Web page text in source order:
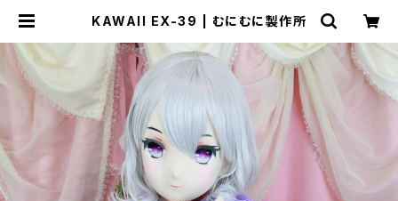
KAWAII EX-39 | むにむに製作所